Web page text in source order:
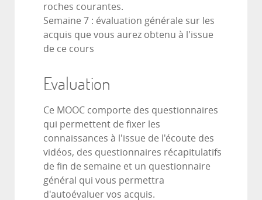
roches courantes.
Semaine 7 : évaluation générale sur les
acquis que vous aurez obtenu à l'issue
de ce cours
Evaluation
Ce MOOC comporte des questionnaires
qui permettent de fixer les
connaissances à l'issue de l'écoute des
vidéos, des questionnaires récapitulatifs
de fin de semaine et un questionnaire
général qui vous permettra
d'autoévaluer vos acquis.